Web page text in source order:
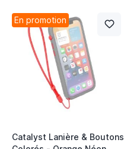
En promotion
Catalyst Lanière & Boutons